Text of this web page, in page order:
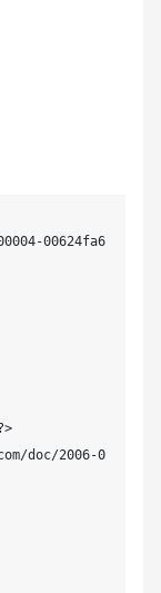
00624fa6
doc/2006-0